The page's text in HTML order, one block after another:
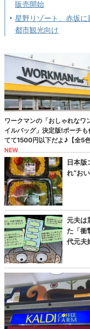
販売開始
星野リゾート、赤坂
都市観光向け